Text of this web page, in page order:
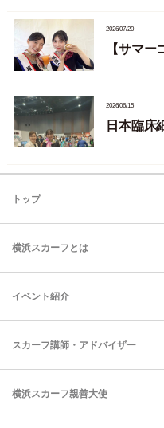
2026/07/20
【サマー
2026/06/15
日本臨床
トップ
横浜スカーフとは
イベント紹介
スカーフ講師・アドバイザー
横浜スカーフ親善大使